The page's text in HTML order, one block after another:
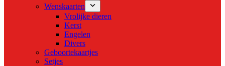
Wenskaarten
Vrolijke dieren
Kerst
Engelen
Divers
Geboortekaartjes
Setjes